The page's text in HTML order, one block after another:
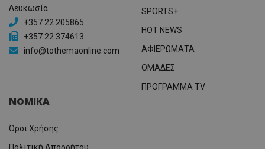
Λευκωσία
+357 22 205865
+357 22 374613
info@tothemaonline.com
SPORTS+
HOT NEWS
ΑΦΙΕΡΩΜΑΤΑ
ΟΜΑΔΕΣ
ΠΡΟΓΡΑΜΜΑ TV
ΝΟΜΙΚΑ
Όροι Χρήσης